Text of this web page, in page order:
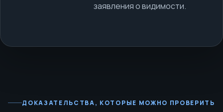
заявления о видимости.
ДОКАЗАТЕЛЬСТВА, КОТОРЫЕ МОЖНО ПРОВЕРИТЬ